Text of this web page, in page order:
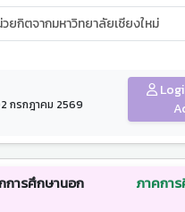
ยกิตจากมหาวิทยาลัยเชียงใหม่
กรกฎาคม 2569
การศึกษานอก
ภาคกา